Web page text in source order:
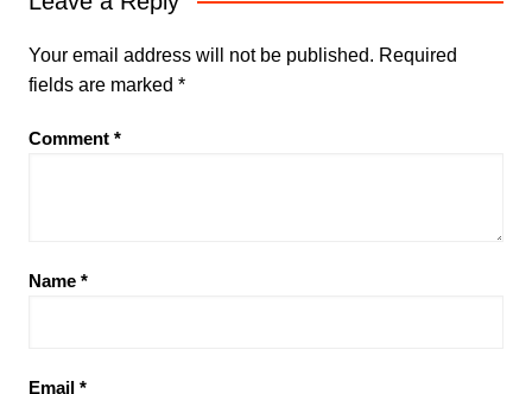
Your email address will not be published. Required
fields are marked *
Comment *
Name *
Email *